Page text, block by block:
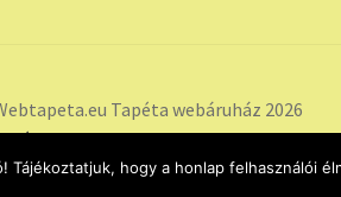
Tapéta webáruház 2026
Tájékoztatjuk, hogy a honlap felhasználói